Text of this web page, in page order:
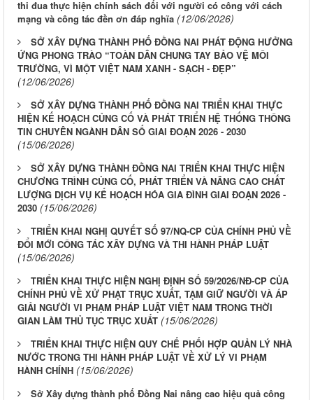
thi đua thực hiện chính sách đối với người có công với cách
mạng và công tác đền ơn đáp nghĩa (12/06/2026)
SỞ XÂY DỰNG THÀNH PHỐ ĐỒNG NAI PHÁT ĐỘNG HƯỞNG
ỨNG PHONG TRÀO “TOÀN DÂN CHUNG TAY BẢO VỆ MÔI
TRƯỜNG, VÌ MỘT VIỆT NAM XANH - SẠCH - ĐẸP”
(12/06/2026)
SỞ XÂY DỰNG THÀNH PHỐ ĐỒNG NAI TRIỂN KHAI THỰC
HIỆN KẾ HOẠCH CỦNG CỐ VÀ PHÁT TRIỂN HỆ THỐNG THÔNG
TIN CHUYÊN NGÀNH DÂN SỐ GIAI ĐOẠN 2026 - 2030
(15/06/2026)
SỞ XÂY DỰNG THÀNH ĐỒNG NAI TRIỂN KHAI THỰC HIỆN
CHƯƠNG TRÌNH CỦNG CỐ, PHÁT TRIỂN VÀ NÂNG CAO CHẤT
LƯỢNG DỊCH VỤ KẾ HOẠCH HÓA GIA ĐÌNH GIAI ĐOẠN 2026 -
2030 (15/06/2026)
TRIỂN KHAI NGHỊ QUYẾT SỐ 97/NQ-CP CỦA CHÍNH PHỦ VỀ
ĐỔI MỚI CÔNG TÁC XÂY DỰNG VÀ THI HÀNH PHÁP LUẬT
(15/06/2026)
TRIỂN KHAI THỰC HIỆN NGHỊ ĐỊNH SỐ 59/2026/NĐ-CP CỦA
CHÍNH PHỦ VỀ XỬ PHẠT TRỤC XUẤT, TẠM GIỮ NGƯỜI VÀ ÁP
GIẢI NGƯỜI VI PHẠM PHÁP LUẬT VIỆT NAM TRONG THỜI
GIAN LÀM THỦ TỤC TRỤC XUẤT (15/06/2026)
TRIỂN KHAI THỰC HIỆN QUY CHẾ PHỐI HỢP QUẢN LÝ NHÀ
NƯỚC TRONG THI HÀNH PHÁP LUẬT VỀ XỬ LÝ VI PHẠM
HÀNH CHÍNH (15/06/2026)
Sở Xây dựng thành phố Đồng Nai nâng cao hiệu quả công